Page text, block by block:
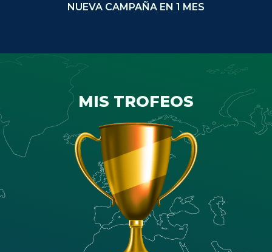
NUEVA CAMPAÑA EN 1 MES
MIS TROFEOS